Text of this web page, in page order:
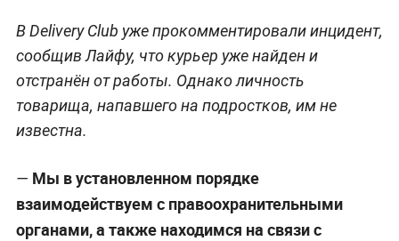
В Delivery Club уже прокомментировали инцидент,
сообщив Лайфу, что курьер уже найден и
отстранён от работы. Однако личность
товарища, напавшего на подростков, им не
известна.
— Мы в установленном порядке
взаимодействуем с правоохранительными
органами, а также находимся на связи с